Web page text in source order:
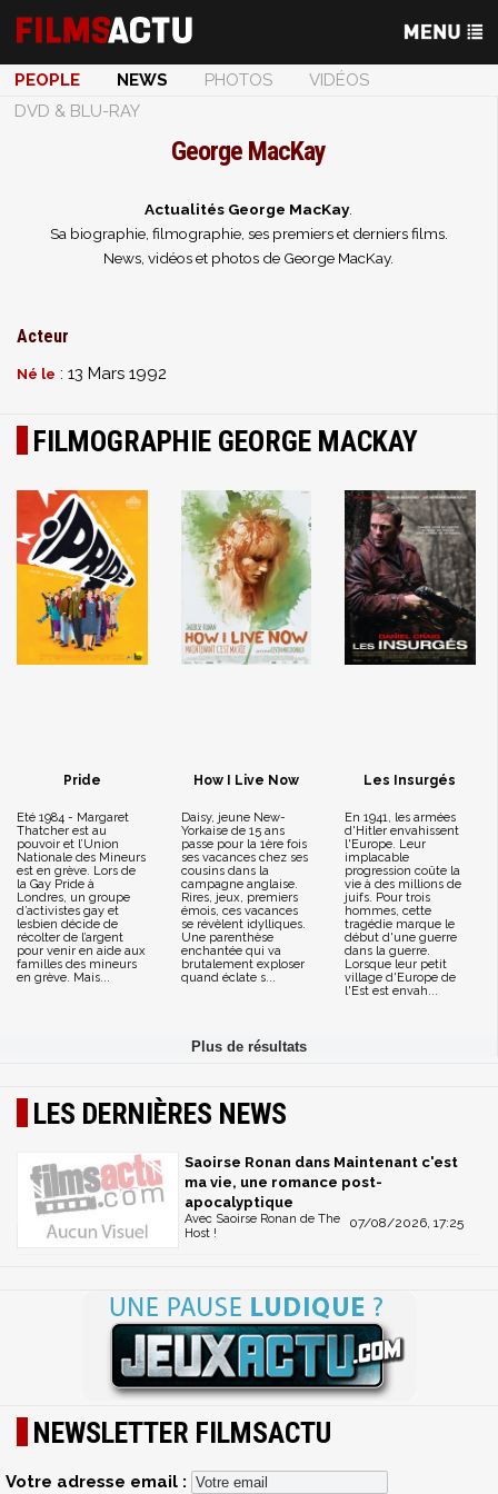
PEOPLE NEWS PHOTOS
VIDÉOS
DVD & BLU-RAY
George MacKay
Actualités George MacKay.
Sa biographie, filmographie, ses premiers et derniers films.
News, vidéos et photos de George MacKay.
Acteur
Né le : 13 Mars 1992
FILMOGRAPHIE GEORGE MACKAY
Pride
Eté 1984 - Margaret
Thatcher est au
pouvoir et l’Union
Nationale des Mineurs
est en grève. Lors de
la Gay Pride à
Londres, un groupe
d’activistes gay et
lesbien décide de
récolter de l’argent
pour venir en aide aux
familles des mineurs
en grève. Mais...
How I Live Now
Daisy, jeune New-
Yorkaise de 15 ans
passe pour la 1ère fois
ses vacances chez ses
cousins dans la
campagne anglaise.
Rires, jeux, premiers
émois, ces vacances
se révèlent idylliques.
Une parenthèse
enchantée qui va
brutalement exploser
quand éclate s...
Les Insurgés
En 1941, les armées
d'Hitler envahissent
l'Europe. Leur
implacable
progression coûte la
vie à des millions de
juifs. Pour trois
hommes, cette
tragédie marque le
début d'une guerre
dans la guerre.
Lorsque leur petit
village d'Europe de
l'Est est envah...
LES DERNIÈRES NEWS
Saoirse Ronan dans Maintenant c'est
ma vie, une romance post-
apocalyptique
07/08/2026, 17:25
Avec Saoirse Ronan de The
Host !
NEWSLETTER FILMSACTU
Votre adresse email :